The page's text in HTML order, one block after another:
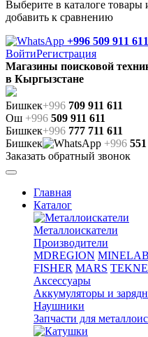
Выберите в каталоге товары
добавить к сравнению
+996 509 911 611
ВойтиРегистрация
Магазины поисковой
в Кыргызстане
Бишкек+996 709 911 611
Ош +996 509 911 611
Бишкек+996 777 711 611
Бишкек
+996 551
Заказать обратный звонок
Главная
Каталог
Металлоискатели
Производители
MDREGION MINELAB
FISHER MARS
Аксессуары
Аккумуляторы и
Наушники
Запчасти для